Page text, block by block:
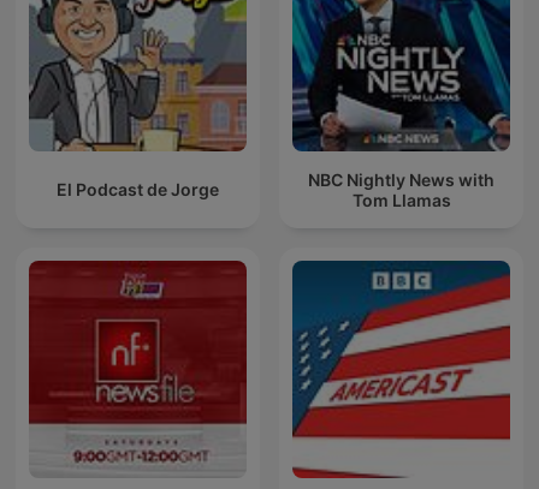
El Podcast de Jorge
NBC Nightly News with
Tom Llamas